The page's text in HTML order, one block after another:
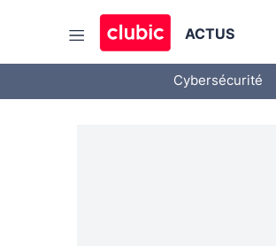
ACTUS
Cybersécurité